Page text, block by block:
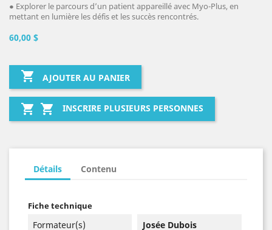
● Explorer le parcours d’un patient appareillé avec Myo-Plus, en
mettant en lumière les défis et les succès rencontrés.
60,00 $
 AJOUTER AU PANIER
  INSCRIRE PLUSIEURS PERSONNES
Détails Contenu
Fiche technique
Formateur(s)
Josée Dubois